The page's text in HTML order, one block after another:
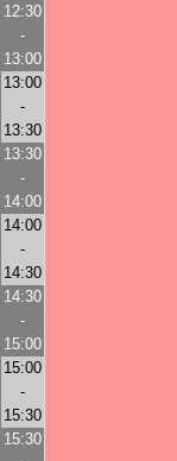
12:30
-
13:00
13:00
-
13:30
13:30
-
14:00
14:00
-
14:30
14:30
-
15:00
15:00
-
15:30
15:30